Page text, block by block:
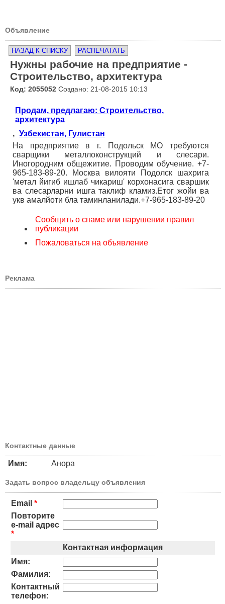
Объявление
НАЗАД К СПИСКУ РАСПЕЧАТАТЬ
Нужны рабочие на предприятие -
Строительство, архитектура
Код: 2055052 Создано: 21-08-2015 10:13
Продам, предлагаю: Строительство,
архитектура
, Узбекистан, Гулистан
На предприятие в г. Подольск МО требуются
сварщики металлоконструкций и слесари.
Иногородним общежитие. Проводим обучение. +7-
965-183-89-20. Москва вилояти Подолск шахрига
'метал йигиб ишлаб чикариш' корхонасига сваршик
ва слесарларни ишга таклиф кламиз.Етог жойи ва
укв амалйоти бла таминланилади.+7-965-183-89-20
Сообщить о спаме или нарушении правил
публикации
Пожаловаться на объявление
Реклама
Контактные данные
Имя: Анора
Задать вопрос владельцу объявления
Email *
Повторите
e-mail адрес
*
Контактная информация
Имя:
Фамилия:
Контактный
телефон: